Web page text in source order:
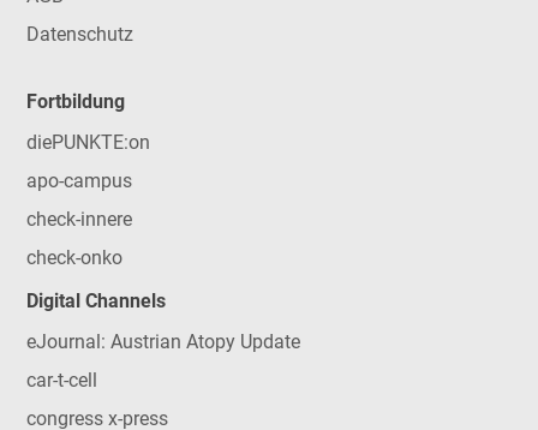
Datenschutz
Fortbildung
diePUNKTE:on
apo-campus
check-innere
check-onko
Digital Channels
eJournal: Austrian Atopy Update
car-t-cell
congress x-press